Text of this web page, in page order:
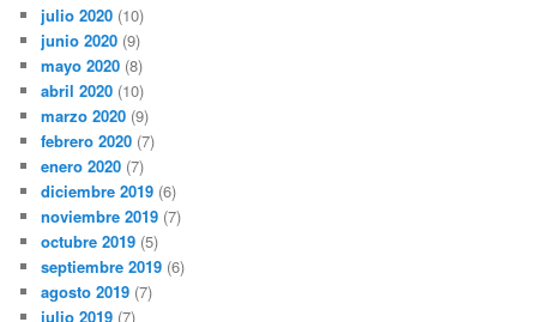
julio 2020 (10)
junio 2020 (9)
mayo 2020 (8)
abril 2020 (10)
marzo 2020 (9)
febrero 2020 (7)
enero 2020 (7)
diciembre 2019 (6)
noviembre 2019 (7)
octubre 2019 (5)
septiembre 2019 (6)
agosto 2019 (7)
julio 2019 (7)